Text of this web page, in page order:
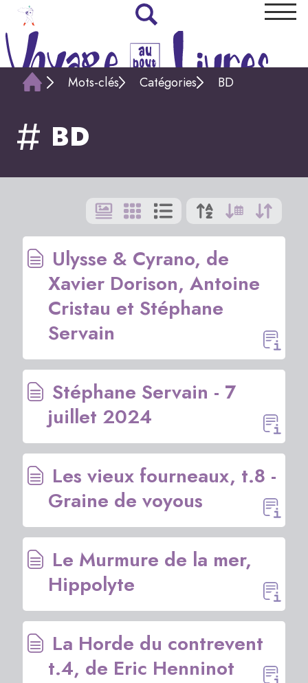
Mots-clés Catégories BD
BD
Ulysse & Cyrano, de
Xavier Dorison, Antoine
Cristau et Stéphane
Servain
Stéphane Servain - 7
juillet 2024
Les vieux fourneaux, t.8 -
Graine de voyous
Le Murmure de la mer,
Hippolyte
La Horde du contrevent
t.4, de Eric Henninot